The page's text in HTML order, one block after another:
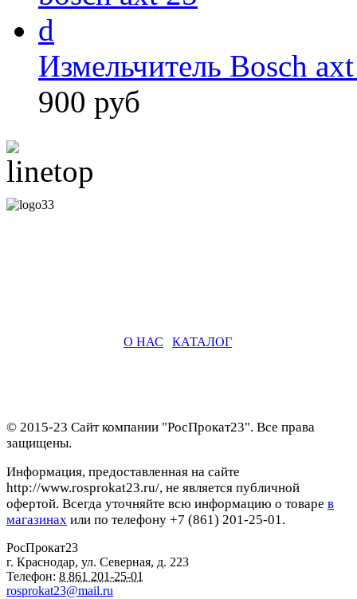
Измельчитель Bosch
900 руб
О НАС КАТАЛОГ
© 2015-23 Сайт компании "РосПрокат23". Все права
защищены.
Информация, предоставленная на сайте
http://www.rosprokat23.ru/, не является публичной
офертой. Всегда уточняйте всю информацию о товаре в
магазинах или по телефону +7 (861) 201-25-01.
РосПрокат23
г. Краснодар, ул. Северная, д. 223
Телефон: 8 861 201-25-01
rosprokat23@mail.ru